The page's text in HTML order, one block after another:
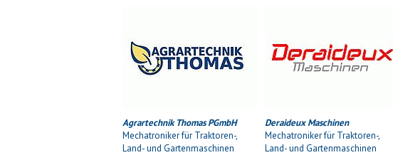
Agrartechnik Thomas PGmbH
Mechatroniker für Traktoren-,
Land- und Gartenmaschinen
Deraideux Maschinen
Mechatroniker für Traktoren-,
Land- und Gartenmaschinen